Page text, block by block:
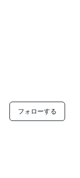
フォローする